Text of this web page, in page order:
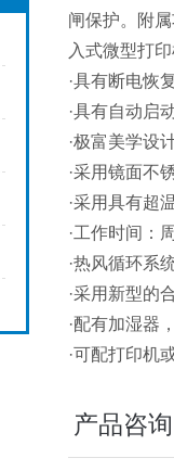
闸保护。附
入式微型打
·具有断电恢
·具有自动启
·极富美学设
·采用镜面不
·采用具有超
·工作时间：
·热风循环系
·采用新型的
·配有加湿器
·可配打印机
产品咨询